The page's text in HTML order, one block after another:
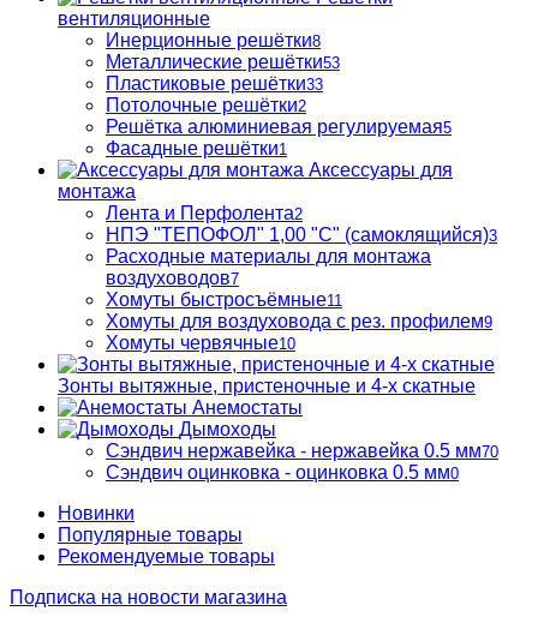
вентиляционные
Инерционные решётки8
Металлические решётки53
Пластиковые решётки33
Потолочные решётки2
Решётка алюминиевая регулируемая5
Фасадные решётки1
Аксессуары для
монтажа
Лента и Перфолента2
НПЭ "ТЕПОФОЛ" 1,00 "С" (самоклящийся)3
Расходные материалы для монтажа
воздуховодов7
Хомуты быстросъёмные11
Хомуты для воздуховода с рез. профилем9
Хомуты червячные10
Зонты вытяжные, пристеночные и 4-х скатные
Анемостаты
Дымоходы
Сэндвич нержавейка - нержавейка 0.5 мм70
Сэндвич оцинковка - оцинковка 0.5 мм0
Новинки
Популярные товары
Рекомендуемые товары
Подписка на новости магазина